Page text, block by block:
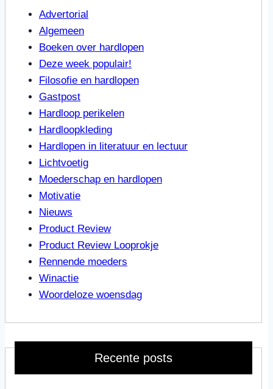
Advertorial
Algemeen
Boeken over hardlopen
Deze week populair!
Filosofie en hardlopen
Gastpost
Hardloop perikelen
Hardloopkleding
Hardlopen in literatuur en lectuur
Lichtvoetig
Moederschap en hardlopen
Motivatie
Nieuws
Product Review
Product Review Looprokje
Rennende moeders
Winactie
Woordeloze woensdag
Recente posts